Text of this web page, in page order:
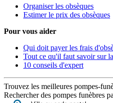
Organiser les obsèques
Estimer le prix des obsèques
Pour vous aider
Qui doit payer les frais
Tout ce qu'il faut savoir sur
10 conseils d'expert
Trouvez les meilleures pompes-
Rechercher des pompes funèbres